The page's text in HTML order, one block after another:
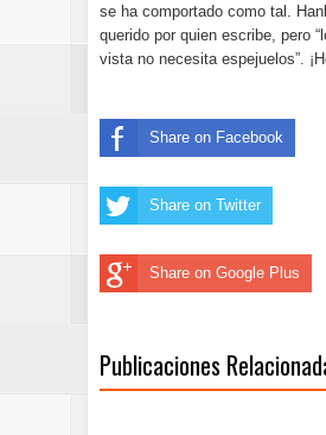
se ha comportado como tal.
querido por quien escribe, pero
vista no necesita espejuelos”.
Share on Facebook
Share on Twitter
Share on Google Plus
Publicaciones